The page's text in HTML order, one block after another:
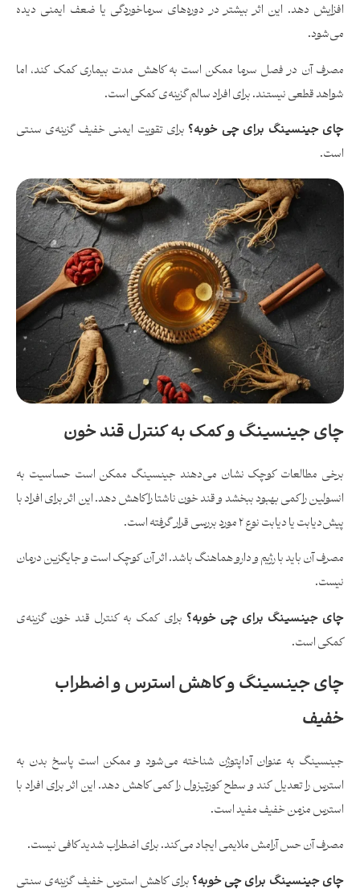
افزایش دهد. این اثر بیشتر در دوره‌های سرماخوردگی یا ضعف ایمنی دیده
می‌شود.
مصرف آن در فصل سرما ممکن است به کاهش مدت بیماری کمک کند، اما
شواهد قطعی نیستند. برای افراد سالم گزینه‌ی کمکی است.
چای جینسینگ برای چی خوبه؟ برای تقویت ایمنی خفیف گزینه‌ی سنتی
است.
چای جینسینگ و کمک به کنترل قند خون
برخی مطالعات کوچک نشان می‌دهند جینسینگ ممکن است حساسیت به
انسولین را کمی بهبود ببخشد و قند خون ناشتا را کاهش دهد. این اثر برای افراد با
پیش‌دیابت یا دیابت نوع ۲ مورد بررسی قرار گرفته است.
مصرف آن باید با رژیم و دارو هماهنگ باشد. اثر آن کوچک است و جایگزین درمان
نیست.
چای جینسینگ برای چی خوبه؟ برای کمک به کنترل قند خون گزینه‌ی
کمکی است.
چای جینسینگ و کاهش استرس و اضطراب
خفیف
جینسینگ به عنوان آداپتوژن شناخته می‌شود و ممکن است پاسخ بدن به
استرس را تعدیل کند و سطح کورتیزول را کمی کاهش دهد. این اثر برای افراد با
استرس مزمن خفیف مفید است.
مصرف آن حس آرامش ملایمی ایجاد می‌کند. برای اضطراب شدید کافی نیست.
چای جینسینگ برای چی خوبه؟ برای کاهش استرس خفیف گزینه‌ی سنتی